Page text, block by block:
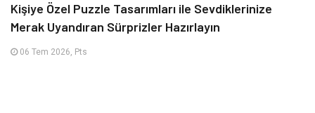
Kişiye Özel Puzzle Tasarımları ile Sevdiklerinize
Merak Uyandıran Sürprizler Hazırlayın
06 Tem 2026, Pts